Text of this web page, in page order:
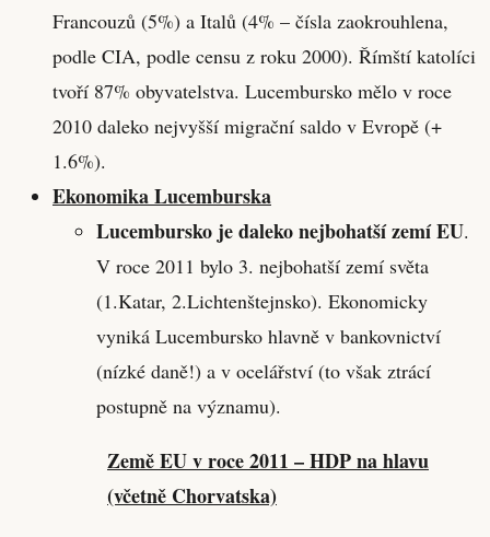
Francouzů (5%) a Italů (4% – čísla zaokrouhlena,
podle CIA, podle censu z roku 2000). Římští katolíci
tvoří 87% obyvatelstva. Lucembursko mělo v roce
2010 daleko nejvyšší migrační saldo v Evropě (+
1.6%).
Ekonomika Lucemburska
Lucembursko je daleko nejbohatší zemí EU.
V roce 2011 bylo 3. nejbohatší zemí světa
(1.Katar, 2.Lichtenštejnsko). Ekonomicky
vyniká Lucembursko hlavně v bankovnictví
(nízké daně!) a v ocelářství (to však ztrácí
postupně na významu).
Země EU v roce 2011 – HDP na hlavu
(včetně Chorvatska)